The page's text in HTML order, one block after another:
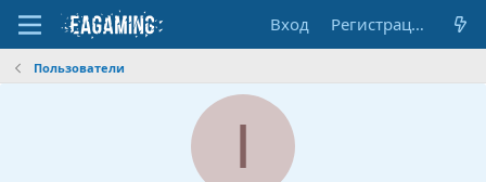
Вход Регистрация
Пользователи
I